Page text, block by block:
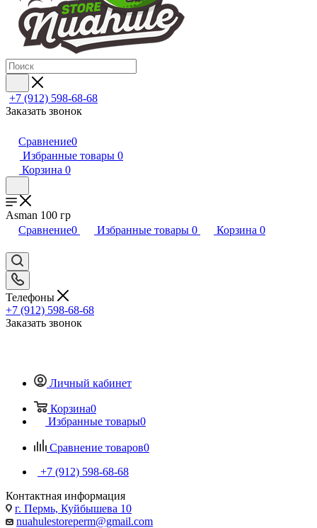
+7 (912) 598-68-68
Заказать звонок
Сравнение0
Избранные товары 0
Корзина 0
Asman 100 гр
Сравнение0 Избранные товары 0 Корзина 0
Телефоны
+7 (912) 598-68-68
Заказать звонок
Личный кабинет
Корзина0
Избранные товары0
Сравнение товаров0
+7 (912) 598-68-68
Контактная информация
г. Пермь, Куйбышева 10
nuahulestoreperm@gmail.com